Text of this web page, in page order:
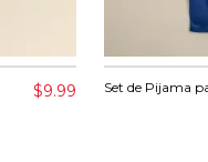
$9.99 Set de Pijama